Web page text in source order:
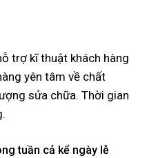
trợ kĩ thuật khách hàng
yên tâm về chất
sửa chữa. Thời gian
tuần cả kể ngày lễ